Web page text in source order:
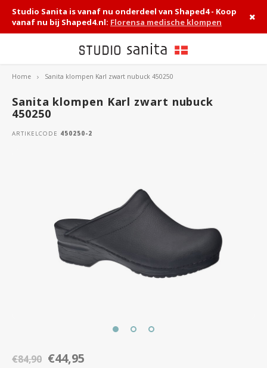
Hoofdmenu / sanita klompen
Sanita klompen
Dames
Hoofdmenu / medische klompen
Medische klompen
Instapklompen
Hoofdmenu / hippe klompen
Hippe klompen
Instapklompen
Hoofdmenu / werkklompen
Werkklompen
Compleet overzicht
Keuken klompen
Hoofdmenu / accessoires
Accessoires
Zorgsokken
Studio Sanita is vanaf nu onderdeel van Shaped4 - Koop
vanaf nu bij Shaped4.nl: Florensa medische klompen
Home Sanita klompen Karl zwart nubuck 450250
Sanita klompen Karl zwart nubuck
450250
ARTIKELCODE 450250-2
€84,90 €44,95